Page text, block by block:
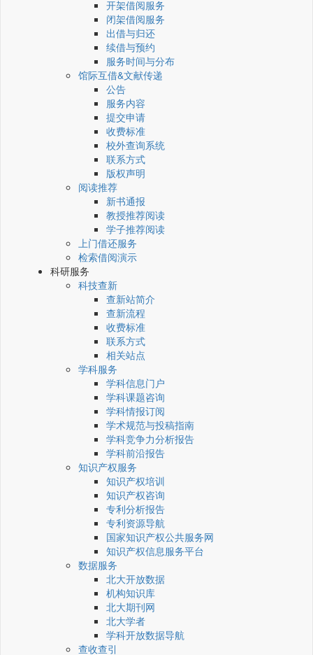
开架借阅服务
闭架借阅服务
出借与归还
续借与预约
服务时间与分布
馆际互借&文献传递
公告
服务内容
提交申请
收费标准
校外查询系统
联系方式
版权声明
阅读推荐
新书通报
教授推荐阅读
学子推荐阅读
上门借还服务
检索借阅演示
科研服务
科技查新
查新站简介
查新流程
收费标准
联系方式
相关站点
学科服务
学科信息门户
学科课题咨询
学科情报订阅
学术规范与投稿指南
学科竞争力分析报告
学科前沿报告
知识产权服务
知识产权培训
知识产权咨询
专利分析报告
专利资源导航
国家知识产权公共服务网
知识产权信息服务平台
数据服务
北大开放数据
机构知识库
北大期刊网
北大学者
学科开放数据导航
查收查引